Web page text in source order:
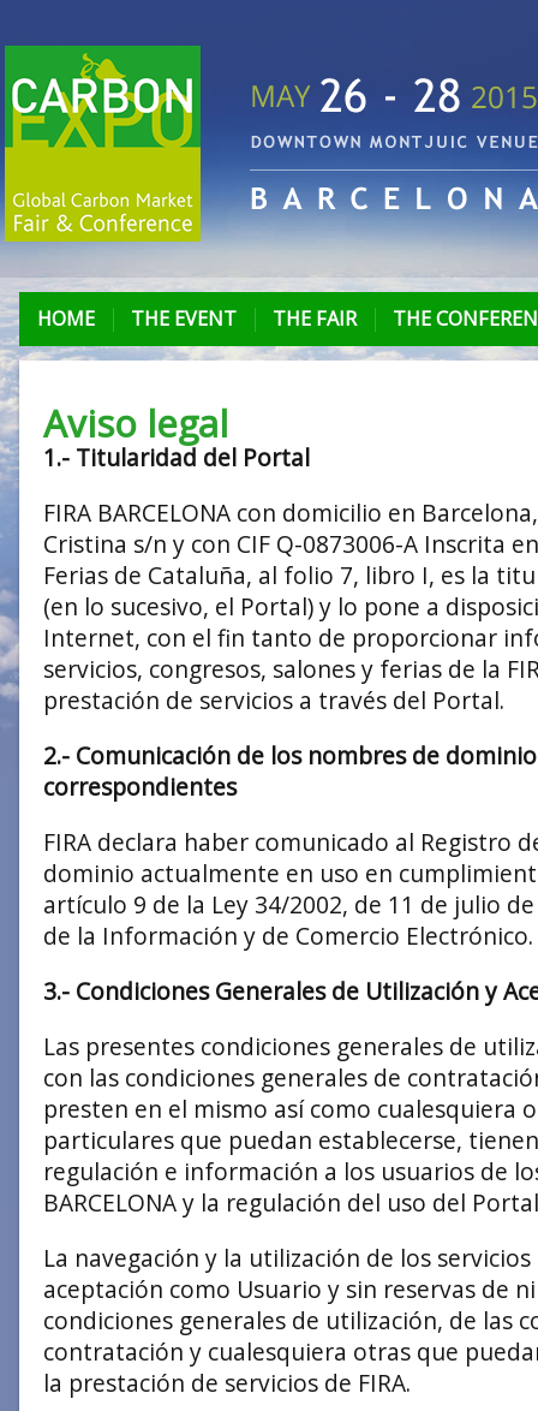
HOME THE EVENT THE FAIR THE
Aviso legal
1.- Titularidad del Portal
FIRA BARCELONA con domicilio en
Cristina s/n y con CIF Q-0873006-A Inscrita
Ferias de Cataluña, al folio 7, libro I, es la
(en lo sucesivo, el Portal) y lo pone a
Internet, con el fin tanto de proporcionar
servicios, congresos, salones y ferias de la
prestación de servicios a través del Portal.
2.- Comunicación de los nombres de
correspondientes
FIRA declara haber comunicado al Registro
dominio actualmente en uso en
artículo 9 de la Ley 34/2002, de 11 de julio
de la Información y de Comercio Electrónico.
3.- Condiciones Generales de Utilización y
Las presentes condiciones generales de
con las condiciones generales de
presten en el mismo así como cualesquiera
particulares que puedan establecerse,
regulación e información a los usuarios de
BARCELONA y la regulación del uso del
La navegación y la utilización de los
aceptación como Usuario y sin reservas de
condiciones generales de utilización, de las
contratación y cualesquiera otras que
la prestación de servicios de FIRA.